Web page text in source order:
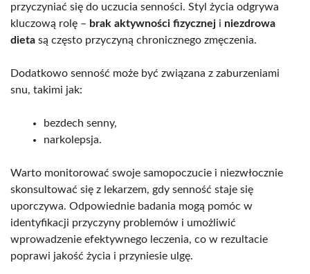
przyczyniać się do uczucia senności. Styl życia odgrywa
kluczową rolę – brak aktywności fizycznej i niezdrowa
dieta są często przyczyną chronicznego zmęczenia.
Dodatkowo senność może być związana z zaburzeniami
snu, takimi jak:
bezdech senny,
narkolepsja.
Warto monitorować swoje samopoczucie i niezwłocznie
skonsultować się z lekarzem, gdy senność staje się
uporczywa. Odpowiednie badania mogą pomóc w
identyfikacji przyczyny problemów i umożliwić
wprowadzenie efektywnego leczenia, co w rezultacie
poprawi jakość życia i przyniesie ulgę.